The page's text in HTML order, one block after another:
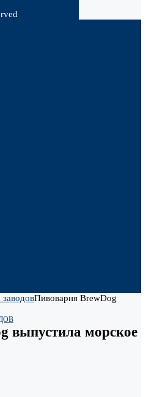
Пивоварня BrewDog
выпустила морское